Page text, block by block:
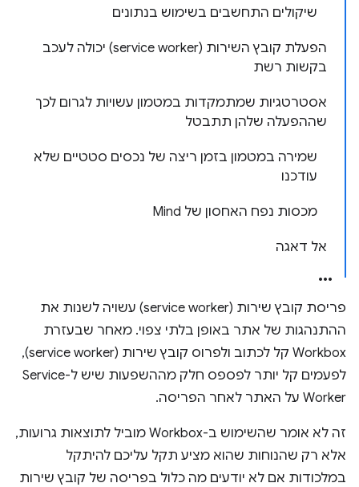
שיקולים התחשבים בשימוש בנתונים
הפעלת קובץ השירות (service worker) יכולה לעכב
בקשות רשת
אסטרטגיות שמתמקדות במטמון עשויות לגרום לכך
שההפעלה שלהן תתבטל
שמירה במטמון בזמן ריצה של נכסים סטטיים שלא
עודכנו
מכסות נפח האחסון של Mind
אל דאגה
פריסת קובץ שירות (service worker) עשויה לשנות את
ההתנהגות של אתר באופן בלתי צפוי. מאחר שבעזרת
Workbox קל לכתוב ולפרוס קובץ שירות (service worker),
לפעמים קל יותר לפספס חלק מההשפעות שיש ל-Service
Worker על האתר לאחר הפריסה.
זה לא אומר שהשימוש ב-Workbox מוביל לתוצאות גרועות,
אלא רק שהנוחות שהוא מציע תקל עליכם להיתקל
במלכודות אם לא יודעים מה כלול בפריסה של קובץ שירות